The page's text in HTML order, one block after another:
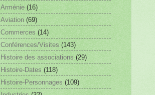
Arménie (16)
Aviation (69)
Commerces (14)
Conférences/Visites (143)
Histoire des associations (29)
Histoire-Dates (118)
Histoire-Personnages (109)